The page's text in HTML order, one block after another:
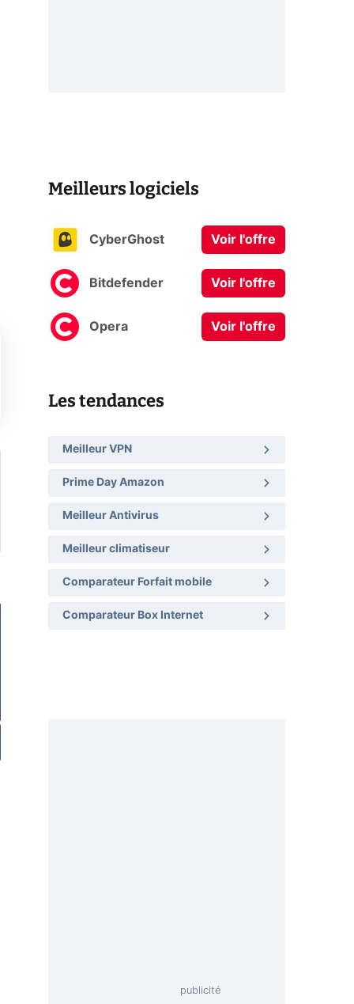
Meilleurs logiciels
CyberGhost Voir l'offre
Bitdefender Voir l'offre
Opera Voir l'offre
Les tendances
Meilleur VPN
Prime Day Amazon
Meilleur Antivirus
Meilleur climatiseur
Comparateur Forfait mobile
Comparateur Box Internet